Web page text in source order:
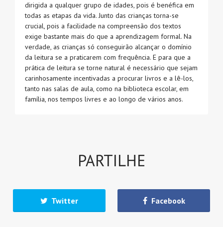
dirigida a qualquer grupo de idades, pois é benéfica em
todas as etapas da vida. Junto das crianças torna-se
crucial, pois a facilidade na compreensão dos textos
exige bastante mais do que a aprendizagem formal. Na
verdade, as crianças só conseguirão alcançar o domínio
da leitura se a praticarem com frequência. E para que a
prática de leitura se torne natural é necessário que sejam
carinhosamente incentivadas a procurar livros e a lê-los,
tanto nas salas de aula, como na biblioteca escolar, em
família, nos tempos livres e ao longo de vários anos.
PARTILHE
Twitter Facebook